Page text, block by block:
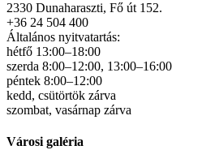
2330 Dunaharaszti, Fő út 152.
+36 24 504 400
Általános nyitvatartás:
hétfő 13:00–18:00
szerda 8:00–12:00, 13:00–16:00
péntek 8:00–12:00
kedd, csütörtök zárva
szombat, vasárnap zárva
Városi galéria